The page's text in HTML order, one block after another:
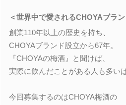
＜世界中で愛されるCHOYAブラン
創業110年以上の歴史を持ち、
CHOYAブランド設立から67年。
『CHOYAの梅酒』と聞けば、
実際に飲んだことがある人も多い
今回募集するのはCHOYA梅酒の